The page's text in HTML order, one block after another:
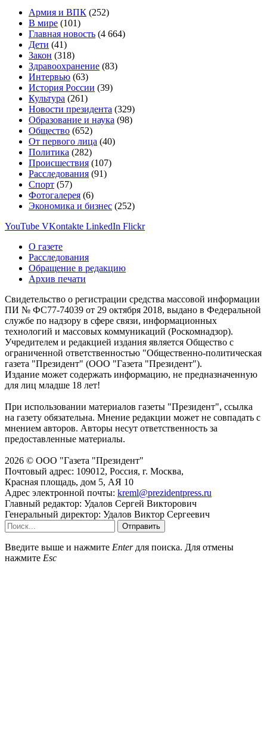
Армия и ВПК (252)
В мире (101)
Главная новость (4 664)
Дети (41)
Закон (318)
Здравоохранение (83)
Интервью (63)
История России (39)
Культура (261)
Новости президента (329)
Образование и наука (98)
Общество (652)
От первого лица (40)
Политика (282)
Происшествия (107)
Расследования (91)
Спорт (57)
Фотогалерея (6)
Экономика и бизнес (252)
YouTube VKontakte LinkedIn Flickr
О газете
Расследования
Обращение в редакцию
Архив печати
Свидетельство о регистрации средства массовой информации
ПИ № ФС77-74039 от 29 октября 2018, выдано в Федеральной
службе по надзору в сфере связи, информационных
технологий и массовых коммуникаций (Роскомнадзор).
Учредителем и редакцией издания является Общество с
ограниченной ответственностью "Общественно-политическая
газета "Президент" (ООО "Газета "Президент").
Издание может содержать информацию, не предназначенную
для лиц младше 18 лет!
При использовании материалов газеты "Президент", ссылка
на газету обязательна. Мнение редакции может не совпадать с
мнением авторов. Авторы несут ответственность за
предоставленные материалы.
2026 © ООО "Газета "Президент"
Почтовый адрес: 109012, Россия, г. Москва,
Красная площадь, дом 5, АЯ 10
Адрес электронной почты: kreml@prezidentpress.ru
Главный редактор: Удалов Сергей Викторович
Генеральный директор: Удалов Виктор Сергеевич
Отправить
Введите выше и нажмите Enterдля поиска. Для отмены
нажмите Esc